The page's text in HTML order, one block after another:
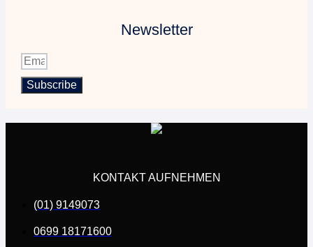
Newsletter
Subscribe
KONTAKT AUFNEHMEN
(01) 9149073
0699 18171600